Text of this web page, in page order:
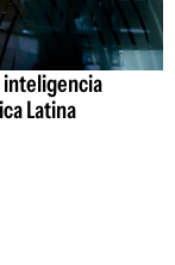
inteligencia
Latina